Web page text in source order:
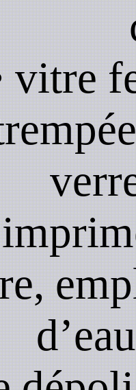
vitre